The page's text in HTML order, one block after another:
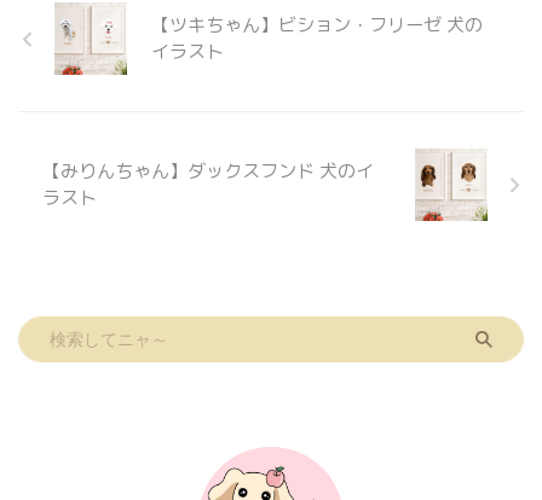
Dachshund ダビくん レッド 男 ...
【ツキちゃん】ビション・フリーゼ 犬の
イラスト
【みりんちゃん】ダックスフンド 犬のイ
ラスト